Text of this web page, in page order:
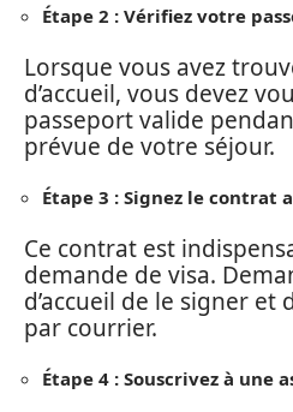
Étape 2 : Vérifiez votre
Lorsque vous avez
d’accueil, vous devez
passeport valide
prévue de votre séjour.
Étape 3 : Signez le contrat
Ce contrat est
demande de visa.
d’accueil de le signer et
par courrier.
Étape 4 : Souscrivez à une